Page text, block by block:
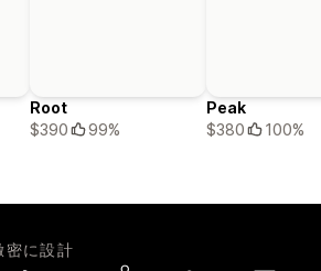
Root
$390
99%
Peak
$380
100%
密に設計